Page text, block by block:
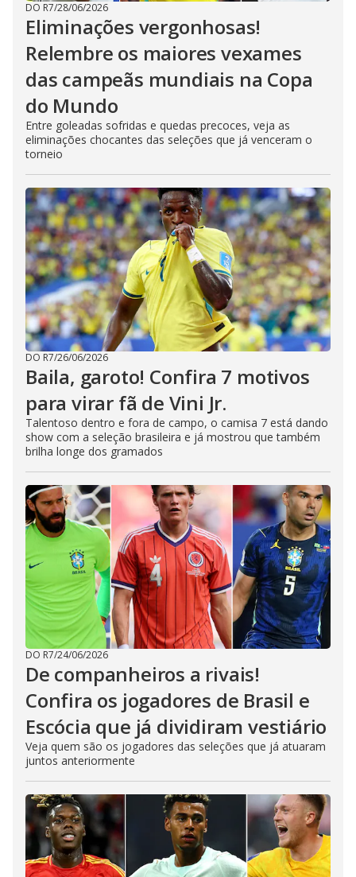
DO R7/28/06/2026
Eliminações vergonhosas!
Relembre os maiores vexames
das campeãs mundiais na Copa
do Mundo
Entre goleadas sofridas e quedas precoces, veja as
eliminações chocantes das seleções que já venceram o
torneio
DO R7/26/06/2026
Baila, garoto! Confira 7 motivos
para virar fã de Vini Jr.
Talentoso dentro e fora de campo, o camisa 7 está dando
show com a seleção brasileira e já mostrou que também
brilha longe dos gramados
DO R7/24/06/2026
De companheiros a rivais!
Confira os jogadores de Brasil e
Escócia que já dividiram vestiário
Veja quem são os jogadores das seleções que já atuaram
juntos anteriormente